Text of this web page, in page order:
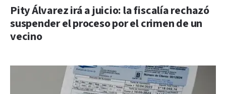
Pity Álvarez irá a juicio: la fiscalía rechazó
suspender el proceso por el crimen de un
vecino